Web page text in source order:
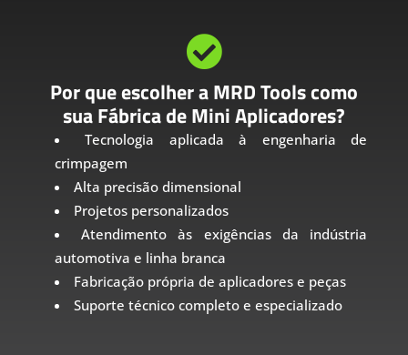

Por que escolher a MRD Tools como
sua Fábrica de Mini Aplicadores?
Tecnologia aplicada à engenharia de
crimpagem
Alta precisão dimensional
Projetos personalizados
Atendimento às exigências da indústria
automotiva e linha branca
Fabricação própria de aplicadores e peças
Suporte técnico completo e especializado